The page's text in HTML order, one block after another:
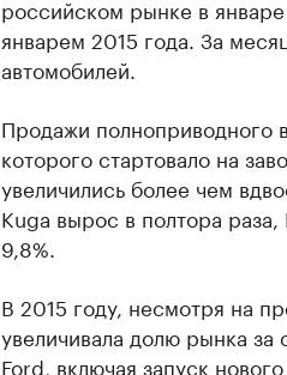
российском рынке в
январем 2015 года. За
автомобилей.
Продажи полноприводного
которого стартовало на
увеличились более чем
Kuga вырос в полтора раза,
9,8%.
В 2015 году, несмотря на
увеличивала долю рынка за
Ford, включая запуск